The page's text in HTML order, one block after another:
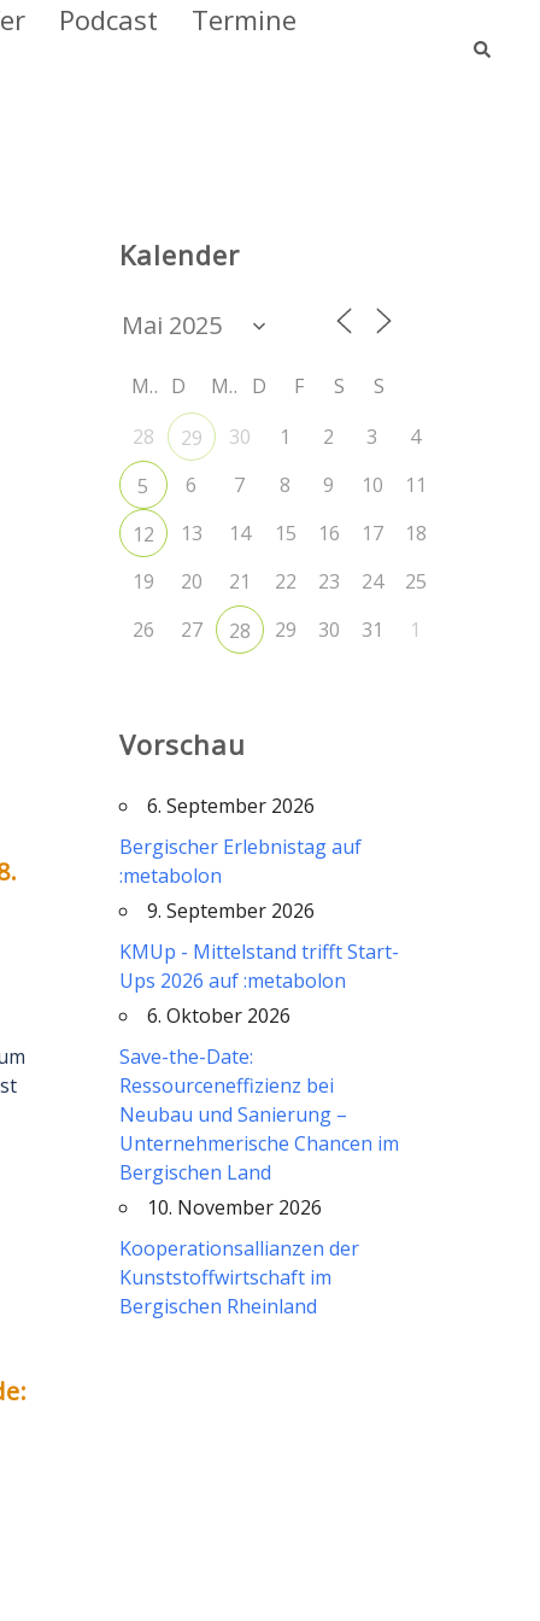
Podcast
Termine
Kalender
M D M D F S
S
28
29 30 1 2 3
4
5
6 7 8 9 10
11
12
13 14 15 16 17
18
19
20 21 22 23 24
25
26
27 28 29 30 31 1
Vorschau
6. September 2026
Bergischer Erlebnistag auf
:metabolon
9. September 2026
KMUp - Mittelstand trifft Start-
Ups 2026 auf :metabolon
6. Oktober 2026
Save-the-Date:
Ressourceneffizienz bei
Neubau und Sanierung –
Unternehmerische Chancen im
Bergischen Land
10. November 2026
Kooperationsallianzen der
Kunststoffwirtschaft im
Bergischen Rheinland